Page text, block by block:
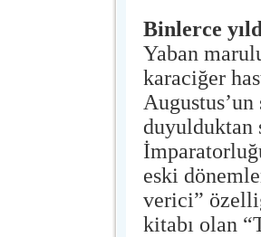
Binlerce
Yaban
karaciğer
duyulduktan
eski
verici”
kitabı olan